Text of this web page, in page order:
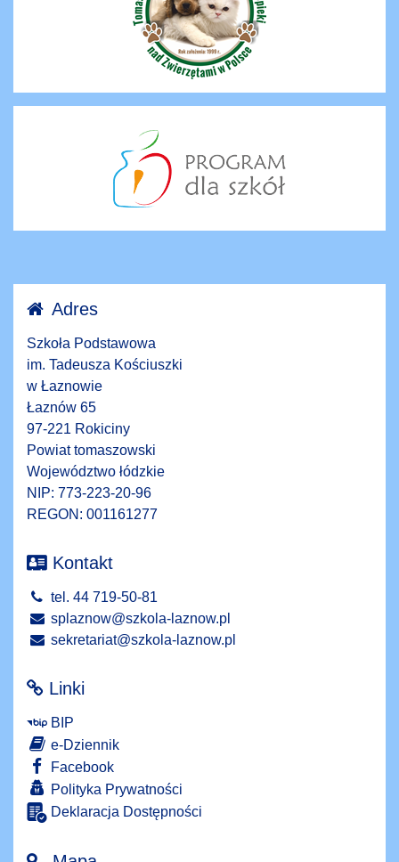
Adres
Szkoła Podstawowa
im. Tadeusza Kościuszki
w Łaznowie
Łaznów 65
97-221 Rokiciny
Powiat tomaszowski
Województwo łódzkie
NIP: 773-223-20-96
REGON: 001161277
Kontakt
tel. 44 719-50-81
splaznow@szkola-laznow.pl
sekretariat@szkola-laznow.pl
Linki
BIP
e-Dziennik
Facebook
Polityka Prywatności
Deklaracja Dostępności